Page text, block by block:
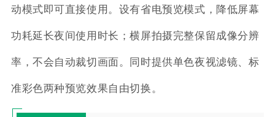
动模式即可直接使用。设有省电预览模式，降低屏幕
功耗延长夜间使用时长；横屏拍摄完整保留成像分辨
率，不会自动裁切画面。同时提供单色夜视滤镜、标
准彩色两种预览效果自由切换。